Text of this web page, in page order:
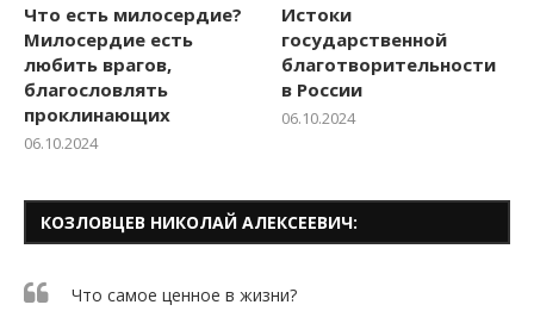
Что есть милосердие?
Милосердие есть
любить врагов,
благословлять
проклинающих
06.10.2024
Истоки
государственной
благотворительности
в России
06.10.2024
КОЗЛОВЦЕВ НИКОЛАЙ АЛЕКСЕЕВИЧ:
Что самое ценное в жизни?